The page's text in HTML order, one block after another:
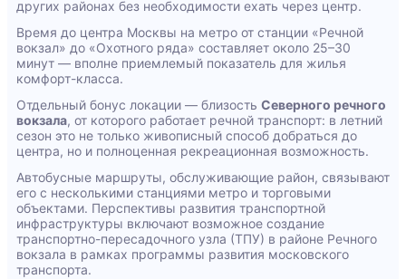
других районах без необходимости ехать через центр.
Время до центра Москвы на метро от станции «Речной
вокзал» до «Охотного ряда» составляет около 25–30
минут — вполне приемлемый показатель для жилья
комфорт-класса.
Отдельный бонус локации — близость Северного речного
вокзала, от которого работает речной транспорт: в летний
сезон это не только живописный способ добраться до
центра, но и полноценная рекреационная возможность.
Автобусные маршруты, обслуживающие район, связывают
его с несколькими станциями метро и торговыми
объектами. Перспективы развития транспортной
инфраструктуры включают возможное создание
транспортно-пересадочного узла (ТПУ) в районе Речного
вокзала в рамках программы развития московского
транспорта.